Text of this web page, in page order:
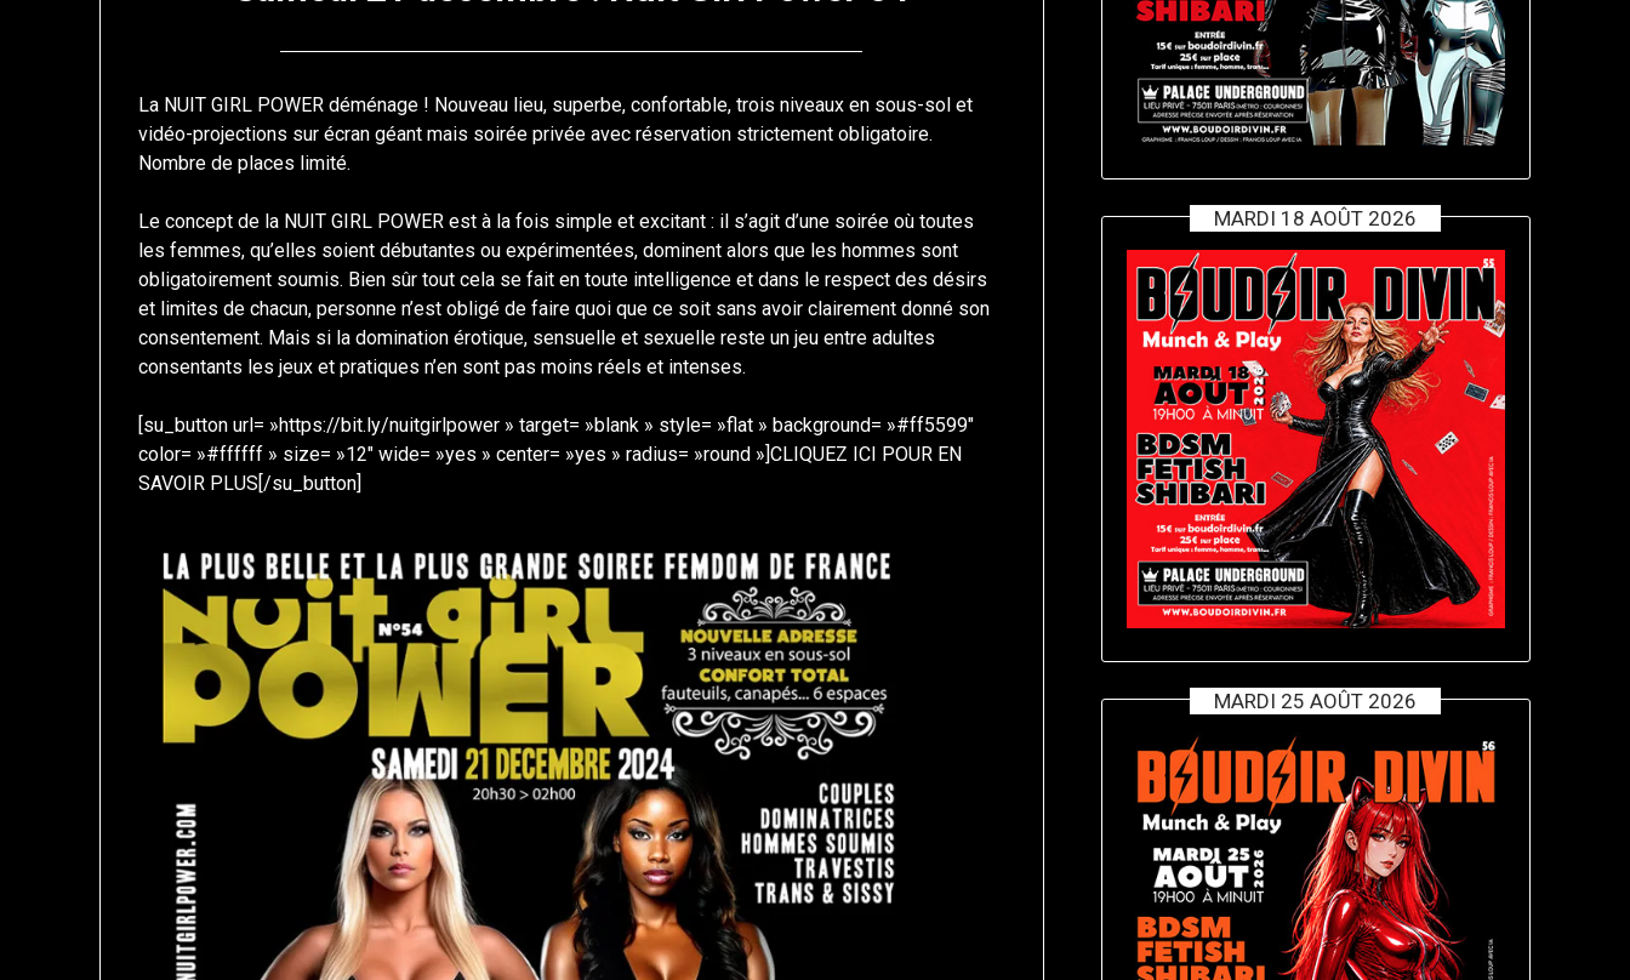
on
20
francis-
loup
La NUIT GIRL POWER déménage ! Nouveau lieu, superbe, confortable, trois niveaux en sous-sol et
vidéo-projections sur écran géant mais soirée privée avec réservation strictement obligatoire.
Nombre de places limité.
Le concept de la NUIT GIRL POWER est à la fois simple et excitant : il s’agit d’une soirée où toutes
les femmes, qu’elles soient débutantes ou expérimentées, dominent alors que les hommes sont
obligatoirement soumis. Bien sûr tout cela se fait en toute intelligence et dans le respect des désirs
et limites de chacun, personne n’est obligé de faire quoi que ce soit sans avoir clairement donné son
consentement. Mais si la domination érotique, sensuelle et sexuelle reste un jeu entre adultes
consentants les jeux et pratiques n’en sont pas moins réels et intenses.
[su_button url= »https://bit.ly/nuitgirlpower » target= »blank » style= »flat » background= »#ff5599″
color= »#ffffff » size= »12″ wide= »yes » center= »yes » radius= »round »]CLIQUEZ ICI POUR EN
SAVOIR PLUS[/su_button]
MARDI 18 AOÛT 2026
MARDI 25 AOÛT 2026